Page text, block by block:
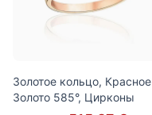
Золотое кольцо, Красное
Золото 585°, Цирконы